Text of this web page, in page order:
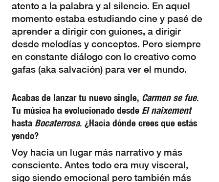
atento a la palabra y al silencio. En aquel
momento estaba estudiando cine y pasé de
aprender a dirigir con guiones, a dirigir
desde melodías y conceptos. Pero siempre
en constante diálogo con lo creativo como
gafas (aka salvación) para ver el mundo.
Acabas de lanzar tu nuevo single, Carmen se fue.
Tu música ha evolucionado desde El naixement
hasta Bocaterrosa. ¿Hacia dónde crees que estás
yendo?
Voy hacia un lugar más narrativo y más
consciente. Antes todo era muy visceral,
sigo siendo emocional pero también más